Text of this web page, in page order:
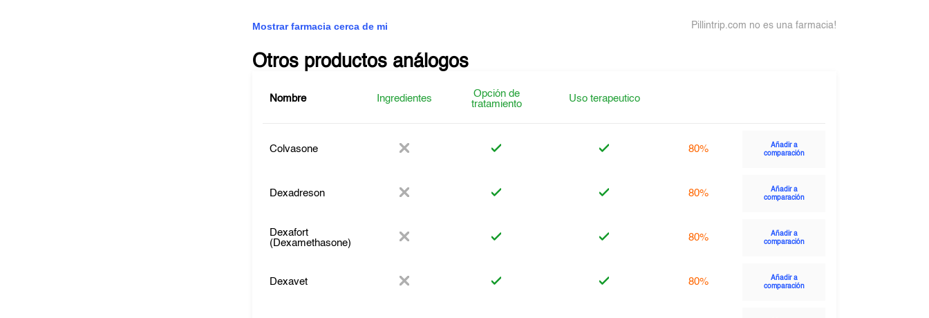
Mostrar farmacia cerca de mi Pillintrip.com no es una farmacia!
Otros productos análogos
Nombre Ingredientes
Opción de
tratamiento
Uso terapeutico
Colvasone 80%
Añadir a
comparación
Dexadreson 80%
Añadir a
comparación
Dexafort
(Dexamethasone)
80%
Añadir a
comparación
Dexavet 80%
Añadir a
comparación